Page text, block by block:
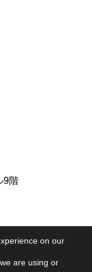
9階
on our
are using or